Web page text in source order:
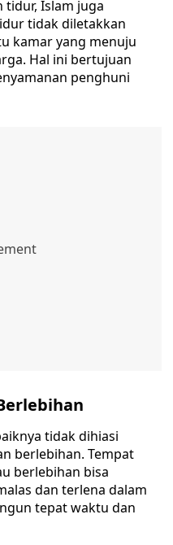
tidur, Islam juga
tidak diletakkan
kamar yang menuju
Hal ini bertujuan
penghuni
tidak dihiasi
berlebihan. Tempat
berlebihan bisa
dan terlena dalam
tepat waktu dan